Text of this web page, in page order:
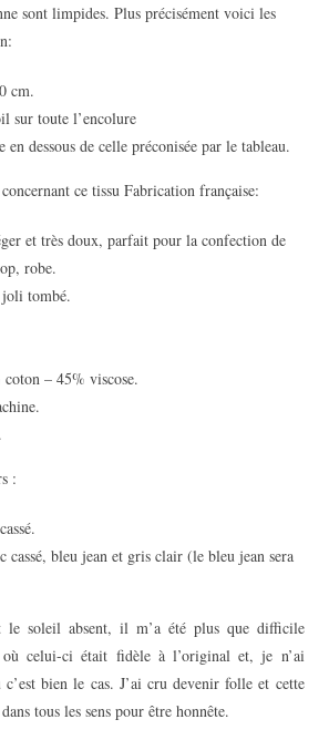
sont limpides. Plus précisément voici les
cm.
sur toute l’encolure
dessous de celle préconisée par le tableau.
ce tissu Fabrication française:
et très doux, parfait pour la confection de
robe.
joli tombé.
– 45% viscose.
:
cassé, bleu jean et gris clair (le bleu jean sera
le soleil absent, il m’a été plus que difficile
où celui-ci était fidèle à l’original et, je n’ai
c’est bien le cas. J’ai cru devenir folle et cette
tous les sens pour être honnête.